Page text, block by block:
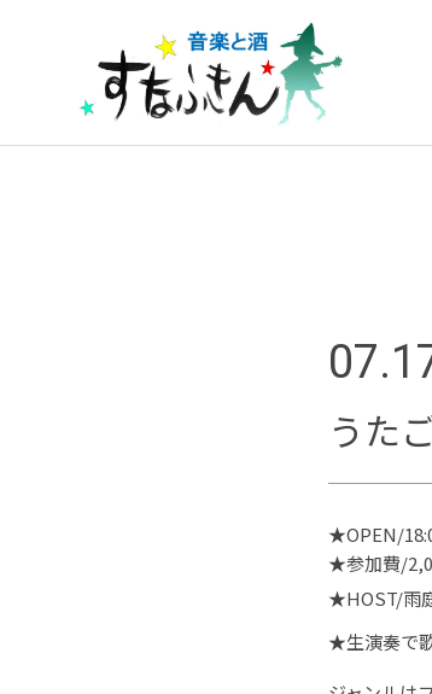
うた
★OPEN/
★参加費/
★HOST/雨
★生演奏で